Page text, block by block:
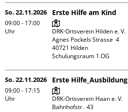
So. 22.11.2026
09:00 - 17:00
Uhr
Erste Hilfe am Kind
DRK-Ortsverein Hilden e. V.
Agnes Pockels Strasse  4
40721 Hilden
Schulungsraum 1.OG
So. 22.11.2026
09:00 - 17:15
Uhr
Erste Hilfe_Ausbildung
DRK-Ortsverein Haan e. V.
Bahnhofstr.  43